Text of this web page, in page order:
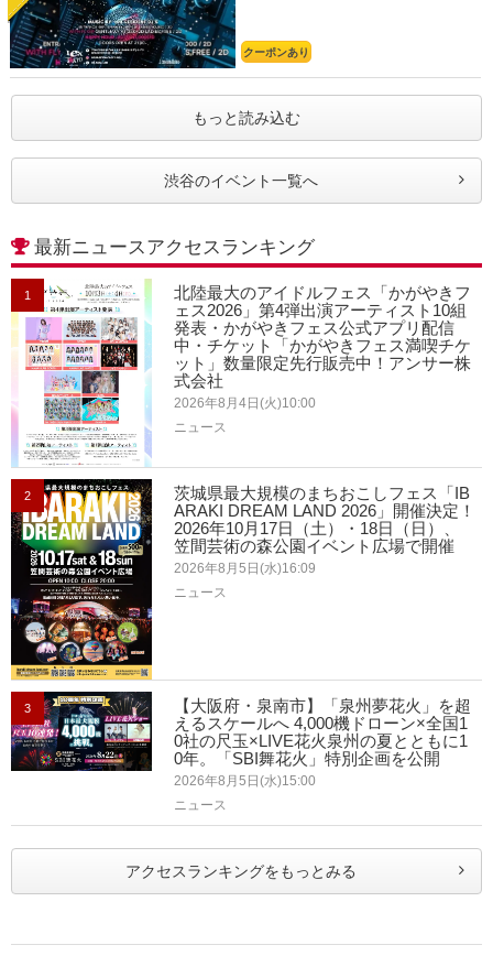
クーポンあり
もっと読み込む
渋谷のイベント一覧へ
最新ニュースアクセスランキング
1
北陸最大のアイドルフェス「かがやきフ
ェス2026」第4弾出演アーティスト10組
発表・かがやきフェス公式アプリ配信
中・チケット「かがやきフェス満喫チケ
ット」数量限定先行販売中！アンサー株
式会社
2026年8月4日(火)10:00
ニュース
2
茨城県最大規模のまちおこしフェス「IB
ARAKI DREAM LAND 2026」開催決定！
2026年10月17日（土）・18日（日）、
笠間芸術の森公園イベント広場で開催
2026年8月5日(水)16:09
ニュース
3
【大阪府・泉南市】「泉州夢花火」を超
えるスケールへ 4,000機ドローン×全国1
0社の尺玉×LIVE花火泉州の夏とともに1
0年。「SBI舞花火」特別企画を公開
2026年8月5日(水)15:00
ニュース
アクセスランキングをもっとみる